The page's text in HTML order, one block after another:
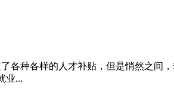
种各样的人才补贴，但是悄然之间
业...